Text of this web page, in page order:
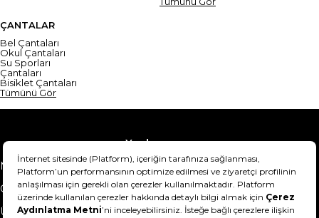
ÇANTALAR
Bel Çantaları
Okul Çantaları
Su Sporları
Çantaları
Bisiklet Çantaları
Tümünü Gör
Yardım
Mesafeli Satış Sözleşmesi
Teslimat Bilgisi
Gizlilik Sözleşmesi
Şartlar & Koşullar
Ürünümü nasıl iade
Hakkımızda